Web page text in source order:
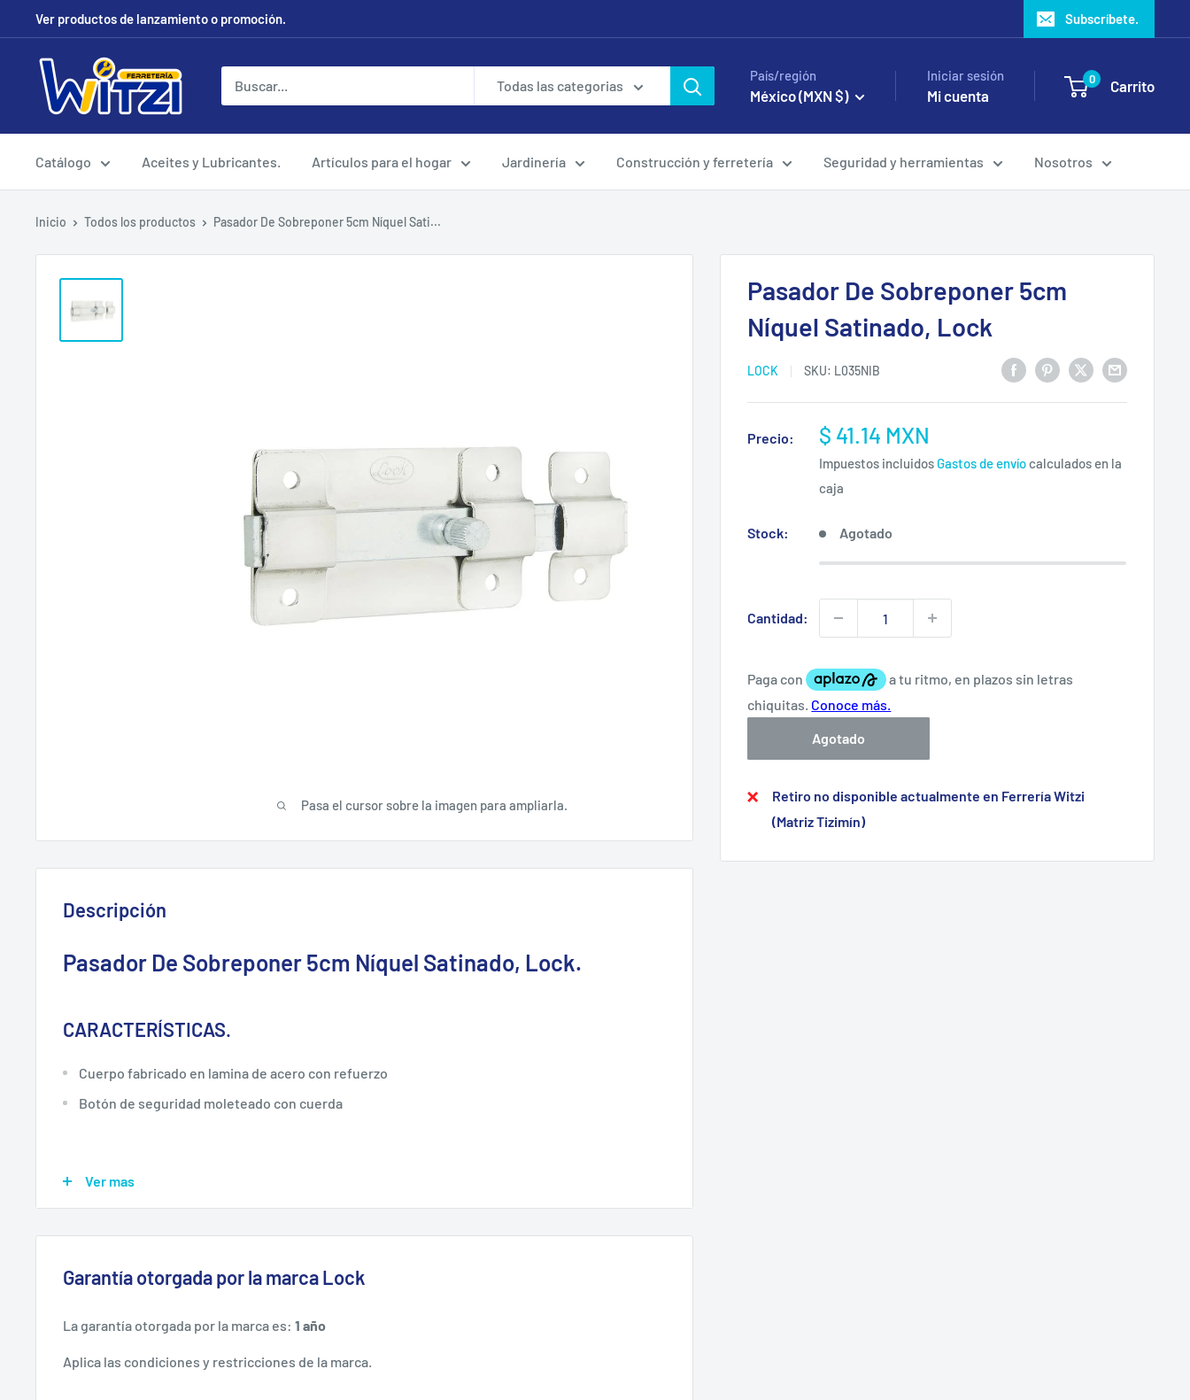
directamente
contenido
Ver productos de lanzamiento o promoción. Subscríbete.
FERRETERÍA
WITZI
Todas las categorias
País/región
México (MXN $)
Iniciar sesión
Mi cuenta
0 Carrito
Catálogo Aceites y Lubricantes. Artículos para el hogar Jardinería Construcción y ferretería Seguridad y herramientas Nosotros
Inicio Todos los productos Pasador De Sobreponer 5cm Níquel Sati...
Pasa el cursor sobre la imagen para ampliarla.
Pasador De Sobreponer 5cm
Níquel Satinado, Lock
LOCK SKU: L035NIB
Precio:
Precio
de
venta
$ 41.14 MXN
Impuestos incluidos Gastos de envío calculados en la
caja
Stock: Agotado
Cantidad:
Agotado
Retiro no disponible actualmente en Ferrería Witzi
(Matriz Tizimín)
Descripción
Pasador De Sobreponer 5cm Níquel Satinado, Lock.
CARACTERÍSTICAS.
Cuerpo fabricado en lamina de acero con refuerzo
Botón de seguridad moleteado con cuerda
Acabado: Níquelado
Largo Contra Mm: 13 Mm
FICHA TÉCNICA.
Ver mas
Garantía otorgada por la marca Lock
La garantía otorgada por la marca es: 1 año
Aplica las condiciones y restricciones de la marca.